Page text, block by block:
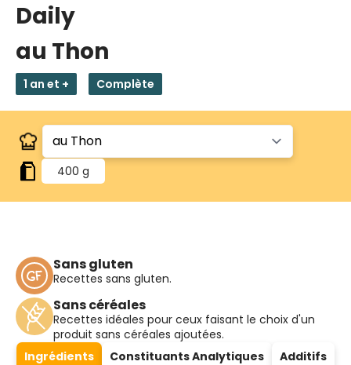
Daily
au Thon
1 an et + Complète
400 g
Sans gluten
Recettes sans gluten.
Sans céréales
Recettes idéales pour ceux faisant le choix d'un
produit sans céréales ajoutées.
Ingrédients
Constituants Analytiques Additifs